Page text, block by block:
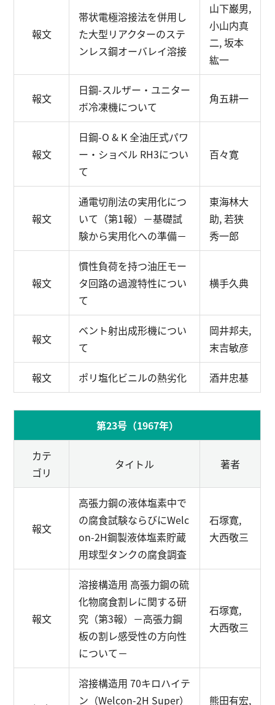
報文
帯状電極溶接法を併用し
た大型リアクターのステ
ンレス鋼オーバレイ溶接
山下巌男,
小山内真
二, 坂本
紘一
報文
日鋼-スルザー・ユニター
ボ冷凍機について
角五耕一
報文
日鋼-O & K 全油圧式パワ
ー・ショベル RH3につい
て
百々寛
報文
通電切削法の実用化につ
いて（第1報） －基礎試
験から実用化への準備－
東海林大
助, 若狭
秀一郎
報文
慣性負荷を持つ油圧モー
タ回路の過渡特性につい
て
横手久典
報文
ベント射出成形機につい
て
岡井邦夫,
末吉敏彦
報文 ポリ塩化ビニルの熱劣化 酒井忠基
第23号（1967年）
カテ
ゴリ
タイトル 著者
報文
高張力鋼の液体塩素中で
の腐食試験ならびにWelc
on-2H鋼製液体塩素貯蔵
用球型タンクの腐食調査
石塚寛,
大西敬三
報文
溶接構造用 高張力鋼の硫
化物腐食割レに関する研
究（第3報） －高張力鋼
板の割レ感受性の方向性
について－
石塚寛,
大西敬三
溶接構造用 70キロハイテ
ン（Welcon-2H Super）
熊田有宏,